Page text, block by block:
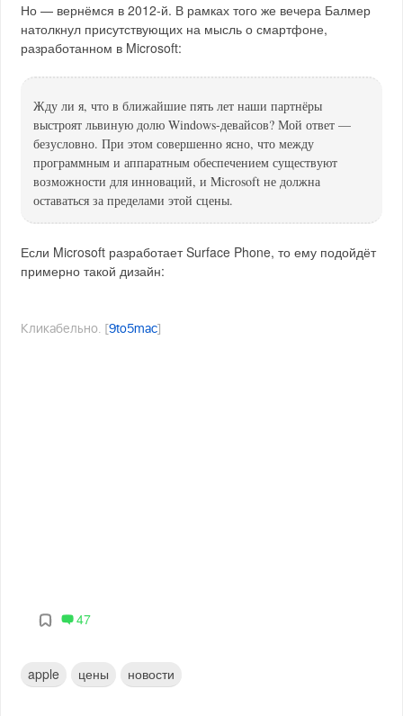
Но — вернёмся в 2012-й. В рамках того же вечера Балмер
натолкнул присутствующих на мысль о смартфоне,
разработанном в Microsoft:
Жду ли я, что в ближайшие пять лет наши партнёры
выстроят львиную долю Windows-девайсов? Мой ответ —
безусловно. При этом совершенно ясно, что между
программным и аппаратным обеспечением существуют
возможности для инноваций, и Microsoft не должна
оставаться за пределами этой сцены.
Если Microsoft разработает Surface Phone, то ему подойдёт
примерно такой дизайн:
Кликабельно. [9to5mac
47
apple цены новости